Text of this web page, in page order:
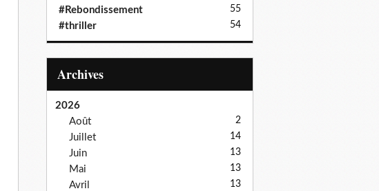
#Rebondissement 55
#thriller 54
Archives
2026
Août
2
Juillet 14
Juin 13
Mai 13
Avril 13